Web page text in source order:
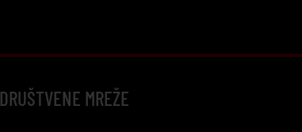
DRUŠTVENE MREŽE